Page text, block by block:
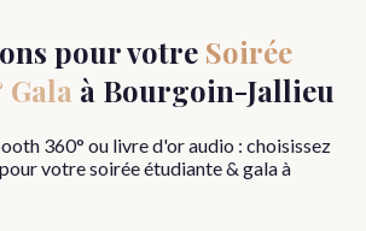
pour votre Soirée
à Bourgoin-Jallieu
360° ou livre d'or audio : choisissez
votresoirée étudiante & galaà